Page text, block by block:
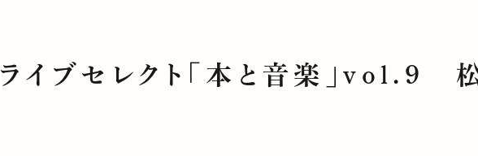
ライブセレクト「本と音楽」vol.9